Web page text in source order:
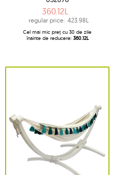
360.12L
regular price: 423.98L
Cel mai mic preț cu 30 de zile
înainte de reducere: 360.12L